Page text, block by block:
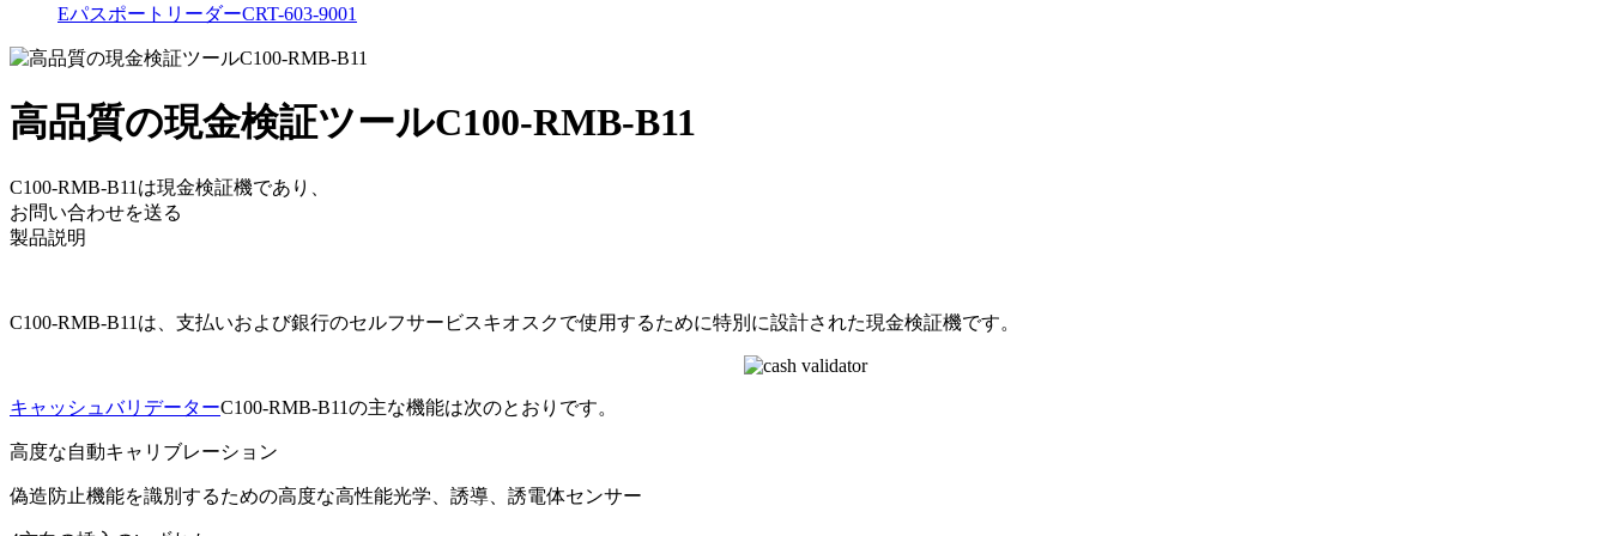
EパスポートリーダーCRT-603-9001
高品質の現金検証ツールC100-RMB-B11
C100-RMB-B11は現金検証機であり、
お問い合わせを送る
製品説明
C100-RMB-B11は、支払いおよび銀行のセルフサービスキオスクで使用するために特別に設計された現金検証機です。
キャッシュバリデーターC100-RMB-B11の主な機能は次のとおりです。
高度な自動キャリブレーション
偽造防止機能を識別するための高度な高性能光学、誘導、誘電体センサー